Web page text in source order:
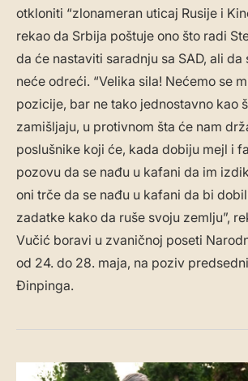
otkloniti “zlonameran uticaj Rusije i
rekao da Srbija poštuje ono što radi
da će nastaviti saradnju sa SAD, ali
neće odreći. “Velika sila! Nećemo se
pozicije, bar ne tako jednostavno kao
zamišljaju, u protivnom šta će nam
poslušnike koji će, kada dobiju mejl i
pozovu da se nađu u kafani da im
oni trče da se nađu u kafani da bi
zadatke kako da ruše svoju zemlju”,
Vučić boravi u zvaničnoj poseti
od 24. do 28. maja, na poziv
Đinpinga.
VESTI